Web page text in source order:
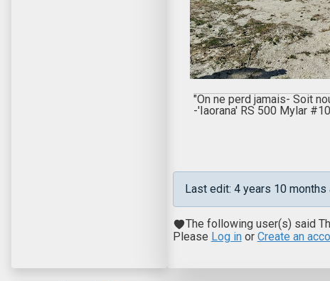
"On ne perd jamais- Soit
-'Iaorana' RS 500 Mylar
Last edit: 4 years 10 months
The following user(s) said
Please Log inor Create an